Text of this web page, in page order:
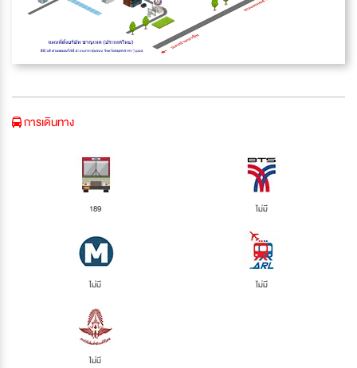
การเดินทาง
189 ไม่มี
ไม่มี ไม่มี
ไม่มี